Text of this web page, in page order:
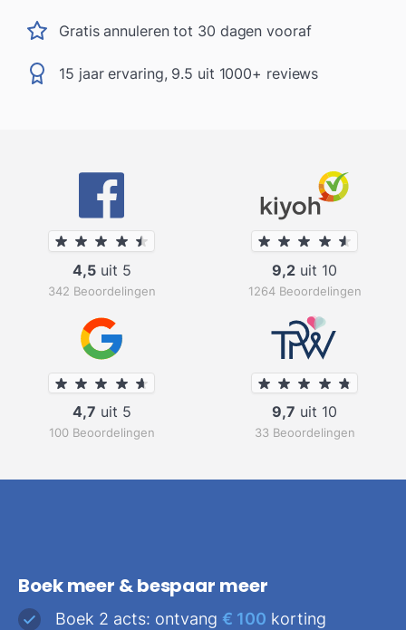
Gratis annuleren tot 30 dagen vooraf
15 jaar ervaring, 9.5 uit 1000+ reviews
4,5uit 5
342 Beoordelingen
9,2 uit 10
1264 Beoordelingen
4,7 uit 5
100 Beoordelingen
9,7 uit 10
33 Beoordelingen
Boek meer & bespaar meer
Boek 2 acts: ontvang € 100 korting